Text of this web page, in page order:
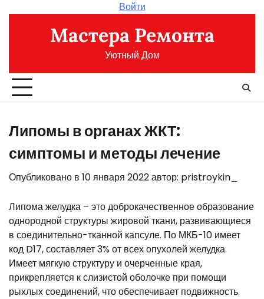
содержимому
Войти
Мастера Ремонта
Уютный Дом
Липомы в органах ЖКТ:
симптомы и методы лечение
Опубликовано в 10 января 2022автор: pristroykin_
Липома желудка – это доброкачественное образование
однородной структуры жировой ткани, развивающиеся
в соединительно-тканной капсуле. По МКБ-10 имеет
код D17, составляет 3% от всех опухолей желудка.
Имеет мягкую структуру и очерченные края,
прикрепляется к слизистой оболочке при помощи
рыхлых соединений, что обеспечивает подвижность.